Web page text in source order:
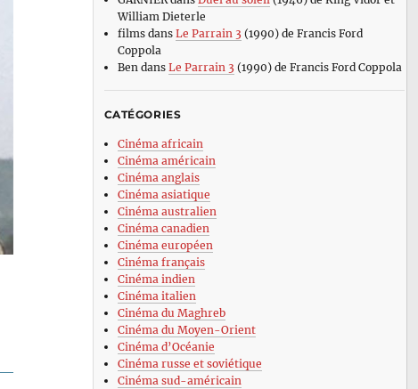
William Dieterle
filmsdans Le Parrain 3 (1990) de Francis Ford
Coppola
Ben dans Le Parrain 3 (1990) de Francis Ford Coppola
CATÉGORIES
Cinéma africain
Cinéma américain
Cinéma anglais
Cinéma asiatique
Cinéma australien
Cinéma canadien
Cinéma européen
Cinéma français
Cinéma indien
Cinéma italien
Cinéma du Maghreb
Cinéma du Moyen-Orient
Cinéma d’Océanie
Cinéma russe et soviétique
Cinéma sud-américain